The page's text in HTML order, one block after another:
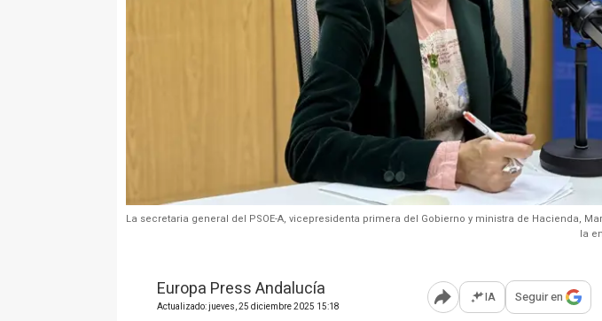
La secretaria general del PSOE-A, vicepresidenta primera del Gobierno y ministra de Hacienda,
la
Europa Press Andalucía
Actualizado: jueves, 25 diciembre 2025 15:18 Abrir opciones para
IA Seguir en